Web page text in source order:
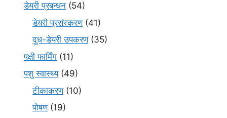
डेयरी प्रबन्धन (54)
डेयरी प्रसंस्करण(41)
दूध-डेयरी उपकरण(35)
पक्षी फार्मिंग (11)
पशु स्वास्थ्य(49)
टीकाकरण(10)
पोषण(19)